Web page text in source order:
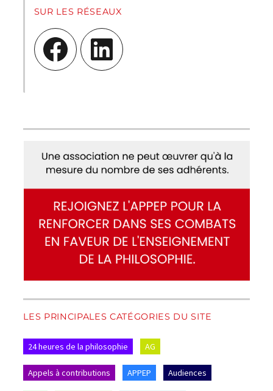
SUR LES RÉSEAUX
Facebook LinkedIn
LES PRINCIPALES CATÉGORIES DU SITE
24 heures de la philosophie AG
Appels à contributions APPEP Audiences